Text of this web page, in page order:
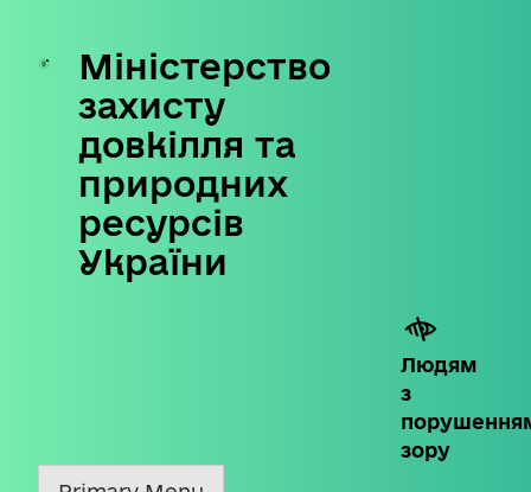
Skip
content
Міністерство
захисту
довкілля та
природних
ресурсів
України
Людям
з
зору